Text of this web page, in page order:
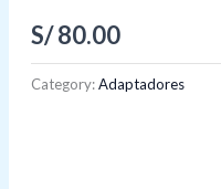
S/80.00
Category:Adaptadores